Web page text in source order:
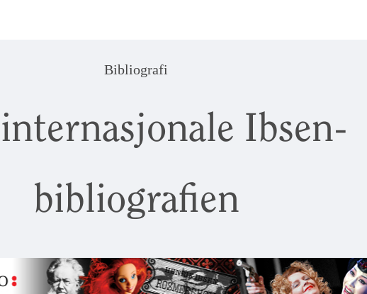
Bibliografi
Ibsen-
bibliografien